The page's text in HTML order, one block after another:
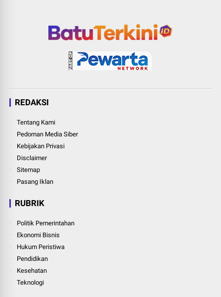
REDAKSI
Tentang Kami
Pedoman Media Siber
Kebijakan Privasi
Disclaimer
Sitemap
Pasang Iklan
RUBRIK
Politik Pemerintahan
Ekonomi Bisnis
Hukum Peristiwa
Pendidikan
Kesehatan
Teknologi